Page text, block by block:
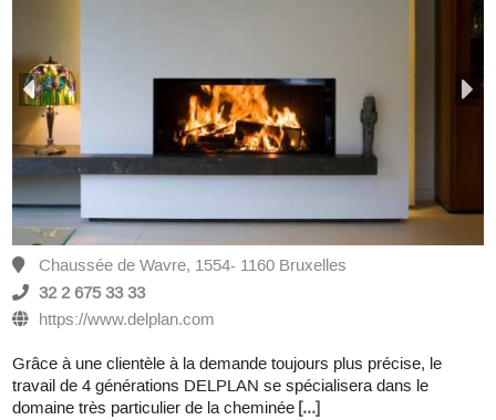
Chaussée de Wavre, 1554- 1160 Bruxelles
32 2 675 33 33
https://www.delplan.com
Grâce à une clientèle à la demande toujours plus précise, le
travail de 4 générations DELPLAN se spécialisera dans le
domaine très particulier de la cheminée [...]